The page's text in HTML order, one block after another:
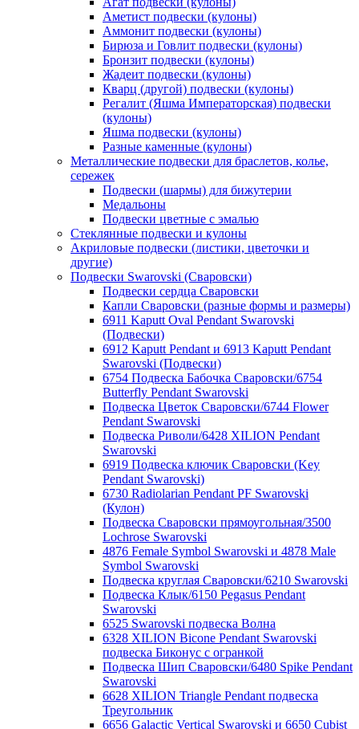
Аметист подвески (кулоны)
Аммонит подвески (кулоны)
Бирюза и Говлит подвески (кулоны)
Бронзит подвески (кулоны)
Жадеит подвески (кулоны)
Кварц (другой) подвески (кулоны)
Регалит (Яшма Императорская) подвески
(кулоны)
Яшма подвески (кулоны)
Разные каменные (кулоны)
Металлические подвески для браслетов, колье,
сережек
Подвески (шармы) для бижутерии
Медальоны
Подвески цветные с эмалью
Стеклянные подвески и кулоны
Акриловые подвески (листики, цветочки и
другие)
Подвески Swarovski (Сваровски)
Подвески сердца Сваровски
Капли Сваровски (разные формы и размеры)
6911 Kaputt Oval Pendant Swarovski
(Подвески)
6912 Kaputt Pendant и 6913 Kaputt Pendant
Swarovski (Подвески)
6754 Подвеска Бабочка Сваровски/6754
Butterfly Pendant Swarovski
Подвеска Цветок Сваровски/6744 Flower
Pendant Swarovski
Подвеска Риволи/6428 XILION Pendant
Swarovski
6919 Подвеска ключик Сваровски (Key
Pendant Swarovski)
6730 Radiolarian Pendant PF Swarovski
(Кулон)
Подвеска Сваровски прямоугольная/3500
Lochrose Swarovski
4876 Female Symbol Swarovski и 4878 Male
Symbol Swarovski
Подвеска круглая Сваровски/6210 Swarovski
Подвеска Клык/6150 Pegasus Pendant
Swarovski
6525 Swarovski подвеска Волна
6328 XILION Bicone Pendant Swarovski
подвеска Биконус c огранкой
Подвеска Шип Сваровски/6480 Spike Pendant
Swarovski
6628 XILION Triangle Pendant подвеска
Треугольник
6656 Galactic Vertical Swarovski и 6650 Cubist